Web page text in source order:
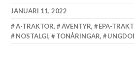
JANUARI 11, 2022
A-TRAKTOR, ÄVENTYR, EPA-
NOSTALGI, TONÅRINGAR,